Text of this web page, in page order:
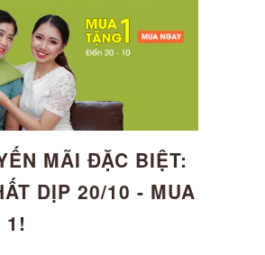
MÃI ĐẶC BIỆT:
DỊP 20/10 - MUA
1!